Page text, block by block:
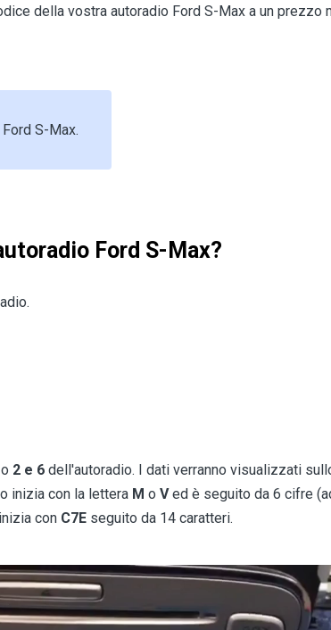
della vostra autoradio Ford S-Max a un prezzo
S-Max.
Ford S-Max?
o 2 e 6 dell'autoradio. I dati verranno visualizzati
inizia con la lettera M o Ved è seguito da 6 cifre
con C7E seguito da 14 caratteri.